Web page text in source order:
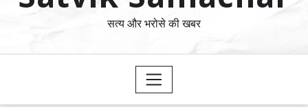
सत्य और भरोसे की खबर